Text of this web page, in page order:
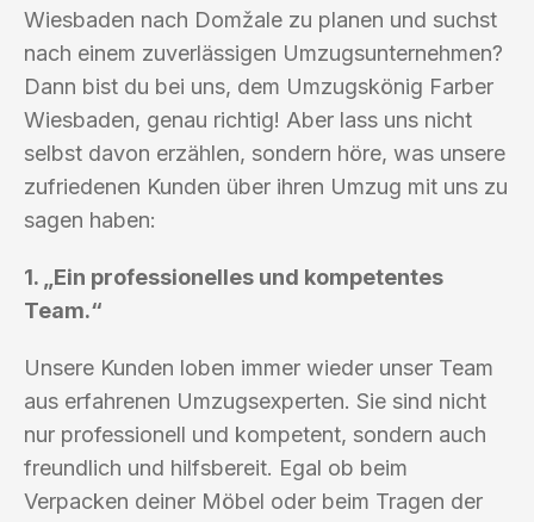
Wiesbaden nach Domžale zu planen und suchst
nach einem zuverlässigen Umzugsunternehmen?
Dann bist du bei uns, dem Umzugskönig Farber
Wiesbaden, genau richtig! Aber lass uns nicht
selbst davon erzählen, sondern höre, was unsere
zufriedenen Kunden über ihren Umzug mit uns zu
sagen haben:
1. „Ein professionelles und kompetentes
Team.“
Unsere Kunden loben immer wieder unser Team
aus erfahrenen Umzugsexperten. Sie sind nicht
nur professionell und kompetent, sondern auch
freundlich und hilfsbereit. Egal ob beim
Verpacken deiner Möbel oder beim Tragen der